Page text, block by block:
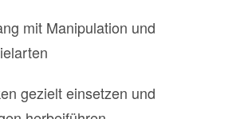
mit Manipulation und
gezielt einsetzen und